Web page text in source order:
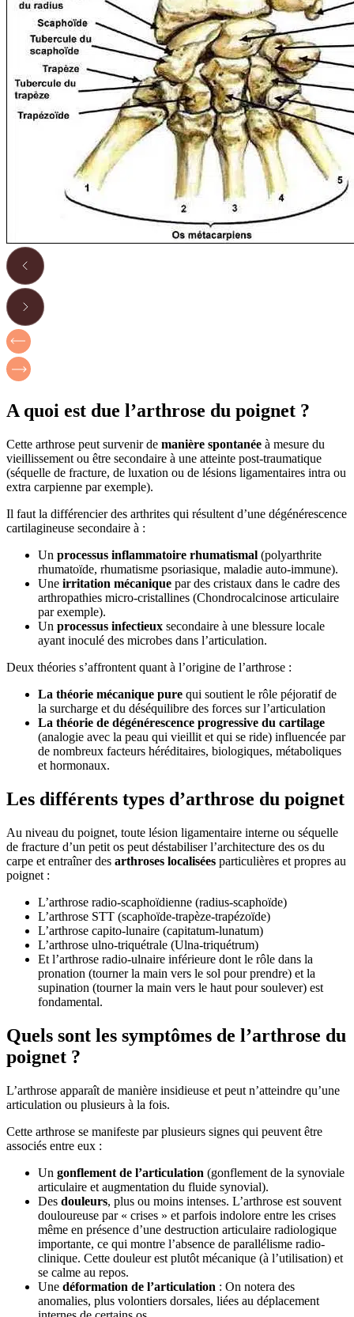
A quoi est due l’arthrose du poignet ?
Cette arthrose peut survenir de manière spontanée à mesure du
vieillissement ou être secondaire à une atteinte post-traumatique
(séquelle de fracture, de luxation ou de lésions ligamentaires intra ou
extra carpienne par exemple).
Il faut la différencier des arthrites qui résultent d’une dégénérescence
cartilagineuse secondaire à :
Un processus inflammatoire rhumatismal (polyarthrite
rhumatoïde, rhumatisme psoriasique, maladie auto-immune).
Une irritation mécanique par des cristaux dans le cadre des
arthropathies micro-cristallines (Chondrocalcinose articulaire
par exemple).
Un processus infectieux secondaire à une blessure locale
ayant inoculé des microbes dans l’articulation.
Deux théories s’affrontent quant à l’origine de l’arthrose :
La théorie mécanique pure qui soutient le rôle péjoratif de
la surcharge et du déséquilibre des forces sur l’articulation
La théorie de dégénérescence progressive du cartilage
(analogie avec la peau qui vieillit et qui se ride) influencée par
de nombreux facteurs héréditaires, biologiques, métaboliques
et hormonaux.
Les différents types d’arthrose du poignet
Au niveau du poignet, toute lésion ligamentaire interne ou séquelle
de fracture d’un petit os peut déstabiliser l’architecture des os du
carpe et entraîner des arthroses localisées particulières et propres au
poignet :
L’arthrose radio-scaphoïdienne (radius-scaphoïde)
L’arthrose STT (scaphoïde-trapèze-trapézoïde)
L’arthrose capito-lunaire (capitatum-lunatum)
L’arthrose ulno-triquétrale (Ulna-triquétrum)
Et l’arthrose radio-ulnaire inférieure dont le rôle dans la
pronation (tourner la main vers le sol pour prendre) et la
supination (tourner la main vers le haut pour soulever) est
fondamental.
Quels sont les symptômes de l’arthrose du
poignet ?
L’arthrose apparaît de manière insidieuse et peut n’atteindre qu’une
articulation ou plusieurs à la fois.
Cette arthrose se manifeste par plusieurs signes qui peuvent être
associés entre eux :
Un gonflement de l’articulation (gonflement de la synoviale
articulaire et augmentation du fluide synovial).
Des douleurs, plus ou moins intenses. L’arthrose est souvent
douloureuse par « crises » et parfois indolore entre les crises
même en présence d’une destruction articulaire radiologique
importante, ce qui montre l’absence de parallélisme radio-
clinique. Cette douleur est plutôt mécanique (à l’utilisation) et
se calme au repos.
Une déformation de l’articulation : On notera des
anomalies, plus volontiers dorsales, liées au déplacement